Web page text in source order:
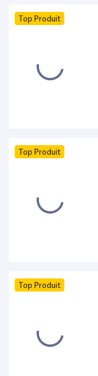
Top Produit
Top Produit
Top Produit